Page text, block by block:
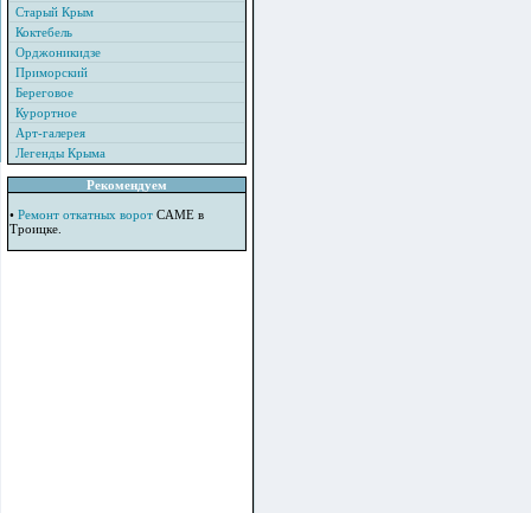
Старый Крым
Коктебель
Орджоникидзе
Приморский
Береговое
Курортное
Арт-галерея
Легенды Крыма
Рекомендуем
• Ремонт откатных ворот CAME в
Троицке.